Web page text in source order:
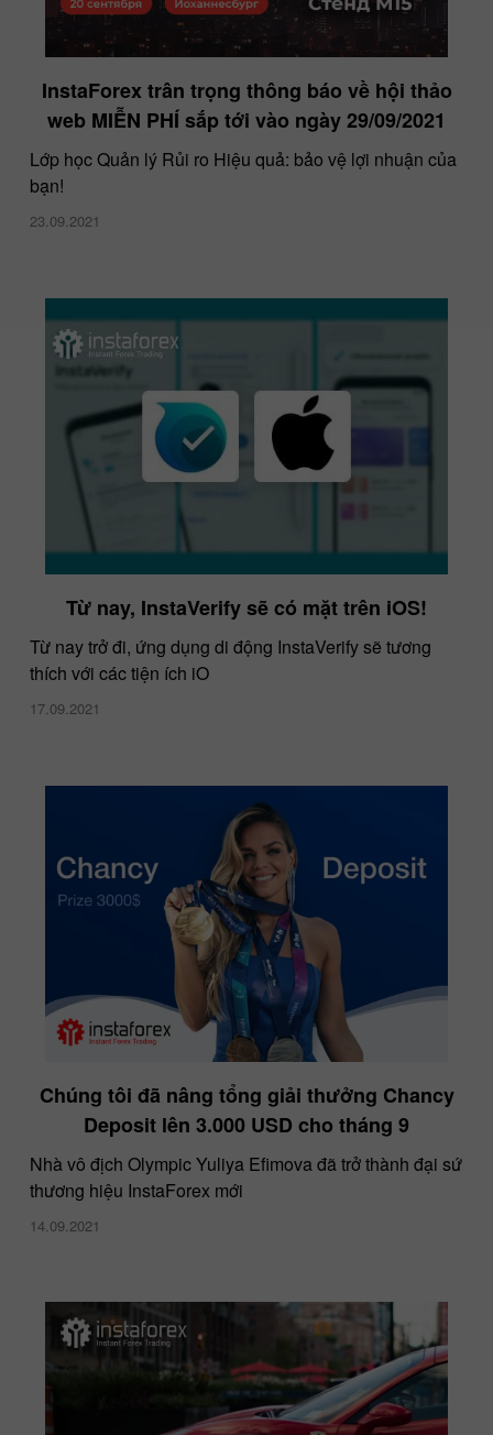
InstaForex trân trọng thông báo về hội thảo
web MIỄN PHÍ sắp tới vào ngày 29/09/2021
Lớp học Quản lý Rủi ro Hiệu quả: bảo vệ lợi nhuận của
bạn!
23.09.2021
Từ nay, InstaVerify sẽ có mặt trên iOS!
Từ nay trở đi, ứng dụng di động InstaVerify sẽ tương
thích với các tiện ích iO
17.09.2021
Chúng tôi đã nâng tổng giải thưởng Chancy
Deposit lên 3.000 USD cho tháng 9
Nhà vô địch Olympic Yuliya Efimova đã trở thành đại sứ
thương hiệu InstaForex mới
14.09.2021